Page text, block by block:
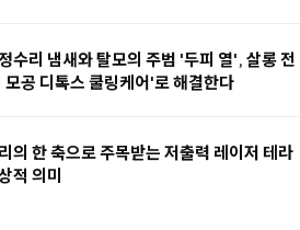
수리 냄새와 탈모의 주범 '두피 열', 살롱 전
모공 디톡스 쿨링케어'로 해결한다
의 한 축으로 주목받는 저출력 레이저 테라
적 의미